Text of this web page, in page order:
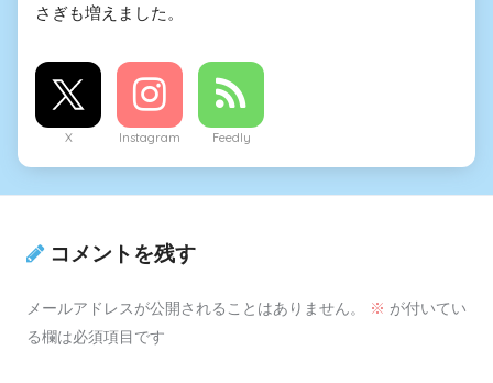
さぎも増えました。
X Instagram Feedly
コメントを残す
メールアドレスが公開されることはありません。 ※ が付いてい
る欄は必須項目です